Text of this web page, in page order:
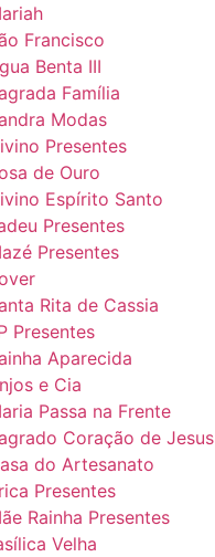
Francisco
Benta III
Família
Modas
Presentes
de Ouro
Espírito Santo
Presentes
Presentes
Rita de Cassia
Presentes
Aparecida
e Cia
Passa na Frente
Coração de Jesus
do Artesanato
Presentes
Rainha Presentes
Velha